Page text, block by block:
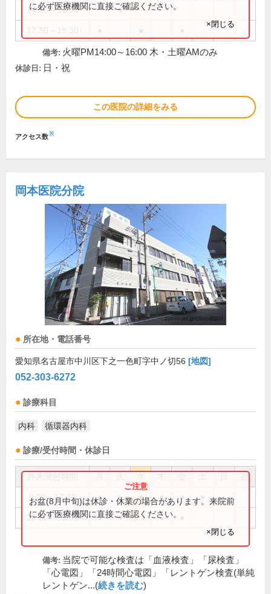
14:00～16:00 ●
に必ず医療機関に直接ご確認ください。
×閉じる
備考: 火曜PM14:00～16:00 木・土曜AMのみ
休診日: 日・祝
この医院の詳細をみる
アクセス数※
岡本医院分院
所在地・電話番号
愛知県名古屋市中川区下之一色町字中ノ切56 [地図]
052-303-6272
診療科目
内科 循環器内科
診療/受付時間・休診日
祝
9:00～12:30 ● ● ● ● ●
16:00～18:00 ● ● ●
お盆(8月中旬)は休診・休業の場合があります。来院前
に必ず医療機関に直接ご確認ください。
×閉じる
備考: 当院で可能な検査は「血液検査」「尿検査」
「心電図」「24時間心電図」「レントゲン検査(単純
レントゲン...(続きを読む)